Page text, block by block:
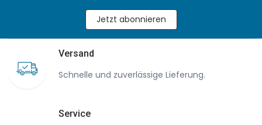
Jetzt abonnieren
Versand
Schnelle und zuverlässige Lieferung.
Service